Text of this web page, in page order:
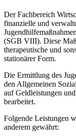
Der Fachbereich
finanzielle und
(SGB VIII). Diese
therapeutische und
stationärer Form.
Die Ermittlung des
den Allgemeinen
auf Geldleistungen
bearbeitet.
Folgende Leistungen
anderem gewährt: